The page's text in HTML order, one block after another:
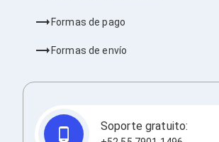
Soportes para Celulares y Tablets
Fundas y Skins
Lápices para Tablets
Audífonos
Accesorios para PC's
Bases para PC's
Formas de pago
Formas de envío
Soporte gratuito: